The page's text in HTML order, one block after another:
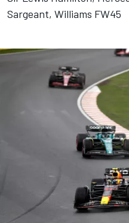
Sargeant, Williams FW45